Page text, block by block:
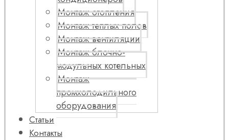
Монтаж отопления
Монтаж теплых полов
Монтаж вентиляции
Монтаж блочно-
модульных котельных
Монтаж
промхолодильного
оборудования
Статьи
Контакты